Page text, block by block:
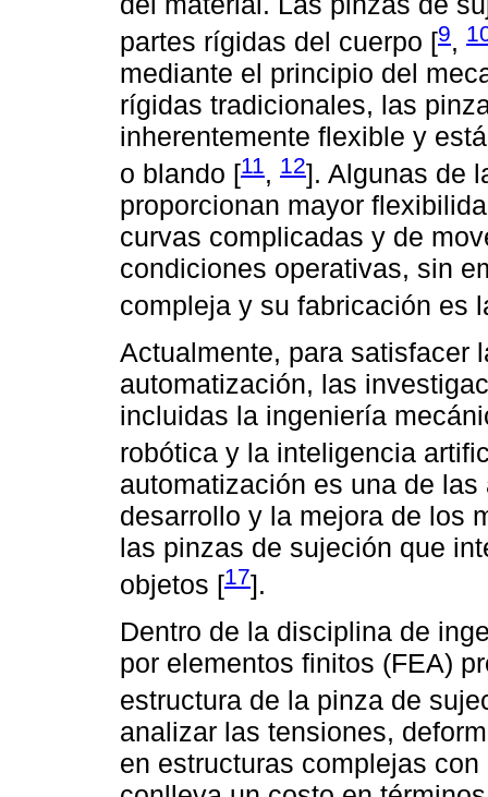
partes rígidas del cuerpo [9,
mediante el principio del
rígidas tradicionales, las
inherentemente flexible y
o blando [11, 12]. Algunas de
proporcionan mayor
curvas complicadas y de
condiciones operativas, sin
compleja y su fabricación es
Actualmente, para satisfacer
automatización, las
incluidas la ingeniería
robótica y la inteligencia
automatización es una de
desarrollo y la mejora de los
las pinzas de sujeción que
objetos [17].
Dentro de la disciplina de
por elementos finitos (FEA)
estructura de la pinza de
analizar las tensiones,
en estructuras complejas